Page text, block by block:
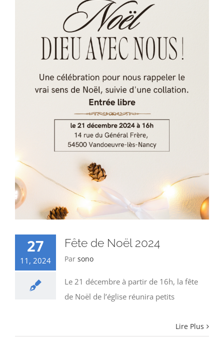
27
11, 2024
Fête de Noël 2024
Par sono
Le 21 décembre à partir de 16h, la fête
de Noël de l’église réunira petits
Lire Plus